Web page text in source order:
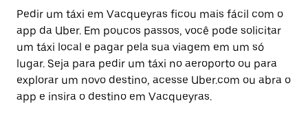
Pedir um táxi em Vacqueyras ficou mais fácil com o
app da Uber. Em poucos passos, você pode solicitar
um táxi local e pagar pela sua viagem em um só
lugar. Seja para pedir um táxi no aeroporto ou para
explorar um novo destino, acesse Uber.com ou abra o
app e insira o destino em Vacqueyras.